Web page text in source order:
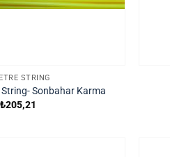
STRING
String- Sonbahar Karma
₺205,21